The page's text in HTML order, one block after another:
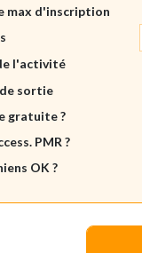
max d'inscription
l'activité
sortie
gratuite ?
PMR ?
OK ?